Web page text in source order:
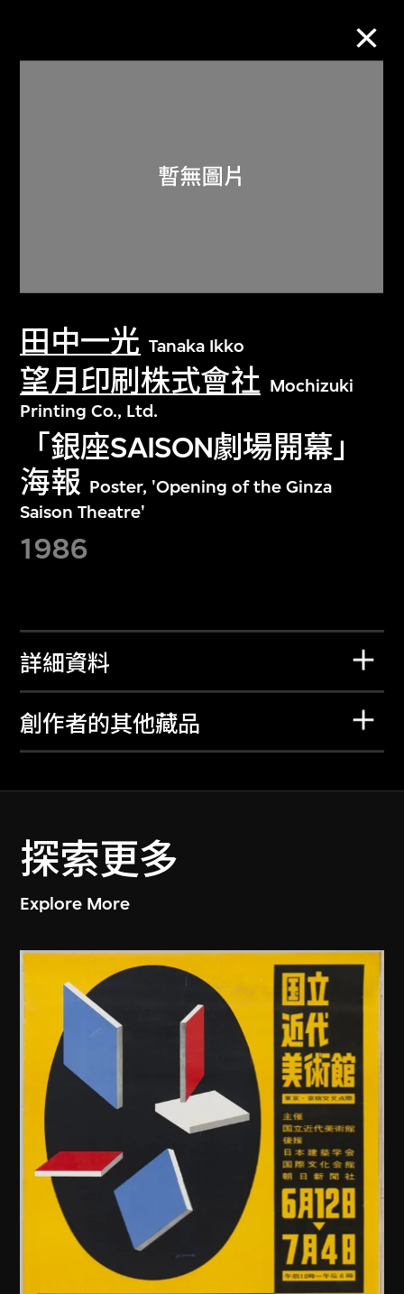
田中一光 Tanaka Ikko
望月印刷株式會社 Mochizuki
Printing Co., Ltd.
「銀座SAISON劇場開幕」
海報 Poster, 'Opening of the Ginza
Saison Theatre'
1986
詳細資料
創作者的其他藏品
探索更多
Explore More
關於M+藏品
探索世界頂級的二十及二十一世紀視覺
文化藏品。